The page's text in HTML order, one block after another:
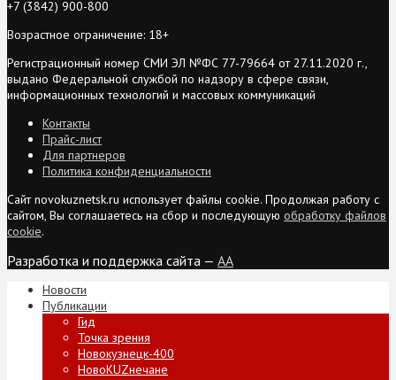
+7 (3842) 900-800
Возрастное ограничение: 18+
Регистрационный номер СМИ ЭЛ №ФС 77-79664 от 27.11.2020 г.,
выдано Федеральной службой по надзору в сфере связи,
информационных технологий и массовых коммуникаций
Контакты
Прайс-лист
Для партнеров
Политика конфиденциальности
Сайт novokuznetsk.ru использует файлы cookie. Продолжая работу с
сайтом, Вы соглашаетесь на сбор и последующую обработку файлов
cookie.
Разработка и поддержка сайта — AA
Новости
Публикации
Гид
Точка зрения
Новокузнецк-400
НовоKUZнечане